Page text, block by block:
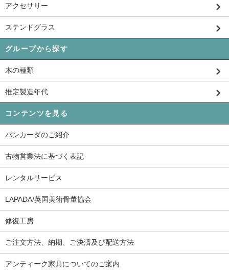
アクセサリー
ステンドグラス
グループから探す
木の種類
推定製造年代
コンテンツを見る
パンカーダのご紹介
古物営業法に基づく表記
レンタルサービス
LAPADA/英国美術骨董協会
修復工房
ご注文方法、納期、ご決済及び配送方法
アンティーク家具についてのご案内